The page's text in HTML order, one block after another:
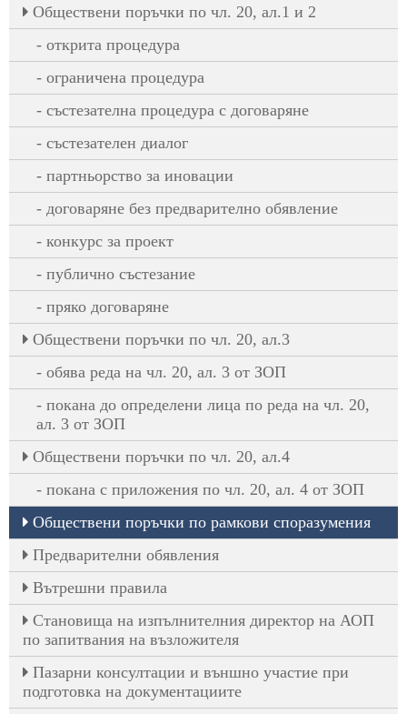
Oбществени поръчки по чл. 20, ал.1 и 2
открита процедура
ограничена процедура
състезателна процедура с договаряне
състезателен диалог
партньорство за иновации
договаряне без предварително обявление
конкурс за проект
публично състезание
пряко договаряне
Oбществени поръчки по чл. 20, ал.3
обява реда на чл. 20, ал. 3 от ЗОП
покана до определени лица по реда на чл. 20,
ал. 3 от ЗОП
Oбществени поръчки по чл. 20, ал.4
покана с приложения по чл. 20, ал. 4 от ЗОП
Обществени поръчки по рамкови споразумения
Предварителни обявления
Вътрешни правила
Становища на изпълнителния директор на АОП
по запитвания на възложителя
Пазарни консултации и външно участие при
подготовка на документациите